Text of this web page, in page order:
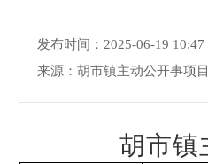
发布时间：2025-06-19 10:47
来源：胡市镇主动公开事项
胡市镇